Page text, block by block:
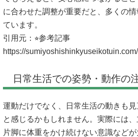
に合わせた調整が重要だと、多くの
ています。
引用元：⭐︎参考記事
https://
日常生活での姿勢・動作の
運動だけでなく、日常生活の動きも
と感じるかもしれません。実際には、
片脚に体重をかけ続けない意識など